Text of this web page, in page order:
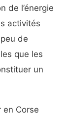
de l’énergie
activités
de
que les
un
en Corse